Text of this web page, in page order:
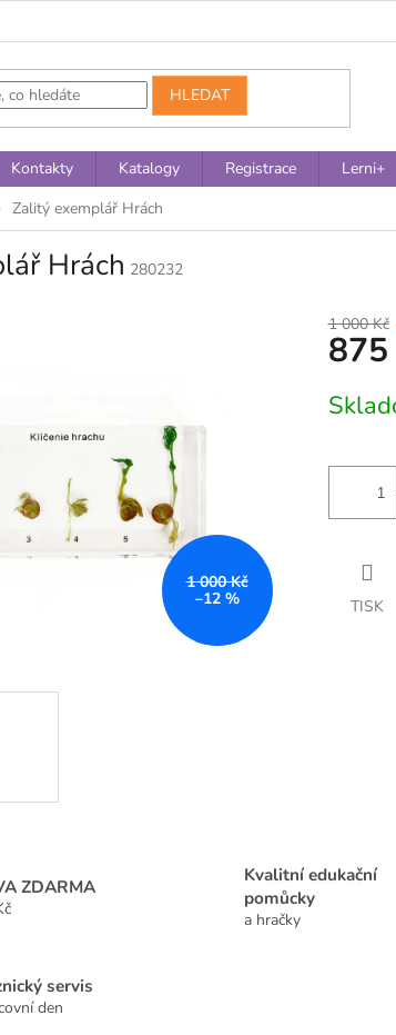
HLEDAT
Kontakty Katalogy Registrace Lerni+
Zalitý exemplář Hrách
Hrách 280232
1 000 Kč
–12 %
1 000 Kč
875
cena:
TISK
ZDARMA
Kvalitní edukační
pomůcky
a hračky
servis
den